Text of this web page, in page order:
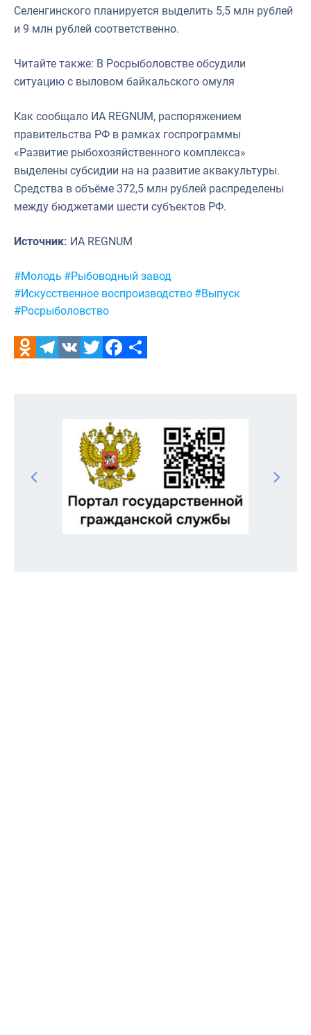
Селенгинского планируется выделить 5,5 млн рублей
и 9 млн рублей соответственно.
Читайте также: В Росрыболовстве обсудили
ситуацию с выловом байкальского омуля
Как сообщало ИА REGNUM, распоряжением
правительства РФ в рамках госпрограммы
«Развитие рыбохозяйственного комплекса»
выделены субсидии на на развитие аквакультуры.
Средства в объёме 372,5 млн рублей распределены
между бюджетами шести субъектов РФ.
Источник: ИА REGNUM
Метки:
#Молодь #Рыбоводный завод
#Искусственное воспроизводство #Выпуск
#Росрыболовство